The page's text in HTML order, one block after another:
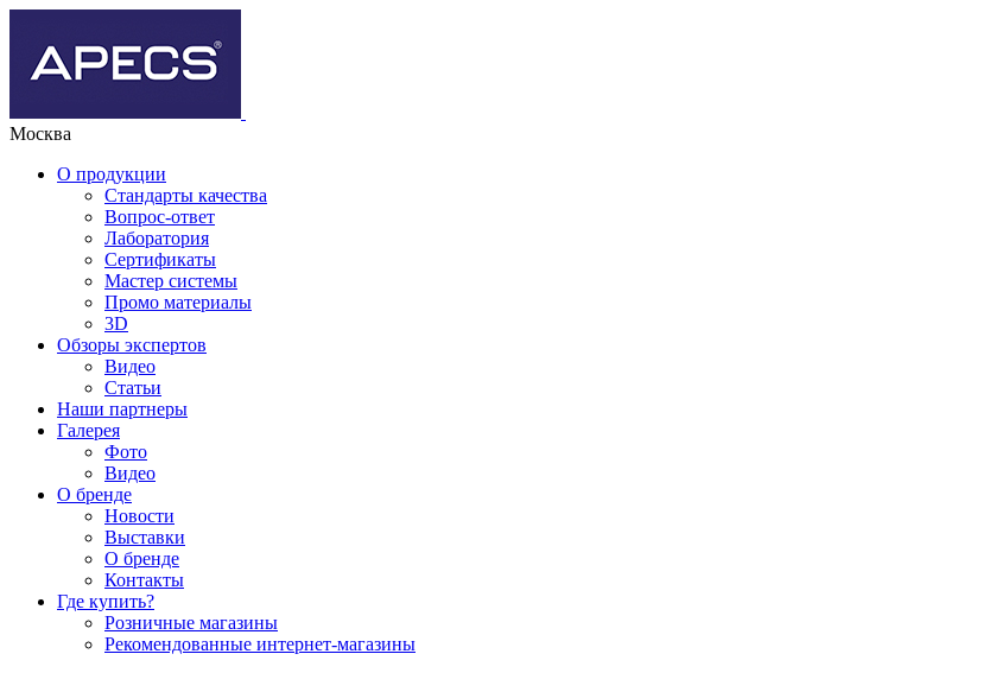
Москва
О продукции
Стандарты качества
Вопрос-ответ
Лаборатория
Сертификаты
Мастер системы
Промо материалы
3D
Обзоры экспертов
Видео
Статьи
Наши партнеры
Галерея
Фото
Видео
О бренде
Новости
Выставки
О бренде
Контакты
Где купить?
Розничные магазины
Рекомендованные интернет-магазины